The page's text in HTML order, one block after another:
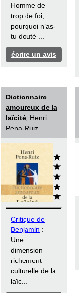
Homme de
trop de foi,
pourquoi n’as-
tu douté ...
écrire un avis
Dictionnaire
amoureux de la
laïcité , Henri
Pena-Ruiz
Critique de
Benjamin :
Une
dimension
richement
culturelle de la
laïc...